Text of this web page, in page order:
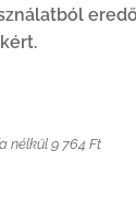
nélkül 9 764 Ft